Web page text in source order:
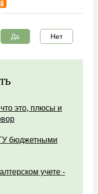
Да Нет
что это, плюсы и
бюджетными
учете -